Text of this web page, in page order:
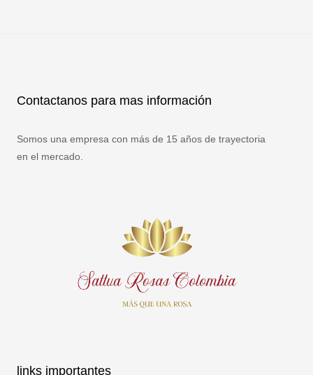
Contactanos para mas información
Somos una empresa con más de 15 años de trayectoria
en el mercado.
links importantes